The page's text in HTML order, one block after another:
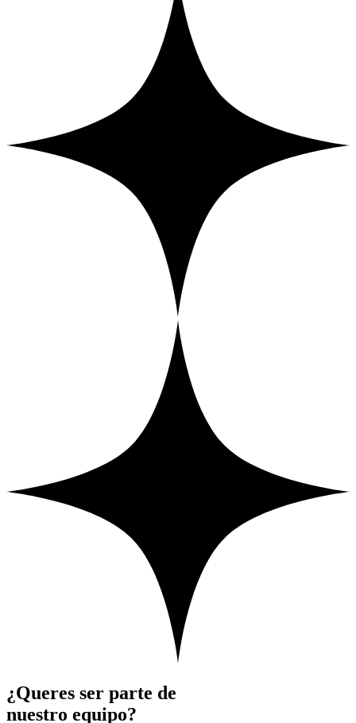
¿Queres ser parte de
nuestro equipo?